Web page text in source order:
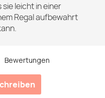
leicht in einer
Regal aufbewahrt
Bewertungen